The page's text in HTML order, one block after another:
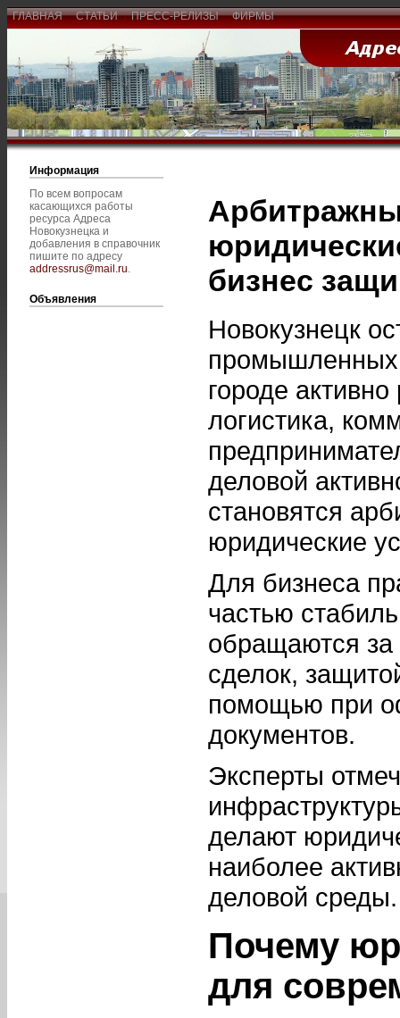
ГЛАВНАЯ СТАТЬИ ПРЕСС-РЕЛИЗЫ ФИРМЫ
Информация
По всем вопросам
касающихся работы
ресурса Адреса
Новокузнецка и
добавления в справочник
пишите по адресу
addressrus@mail.ru.
Объявления
бизнес
Новокузнецк
промышленных
городе
логистика,
деловой
становятся
юридические
Для бизнеса
частью
обращаются
сделок,
помощью при
документов.
Эксперты
делают
наиболее
деловой среды.
Почему
для